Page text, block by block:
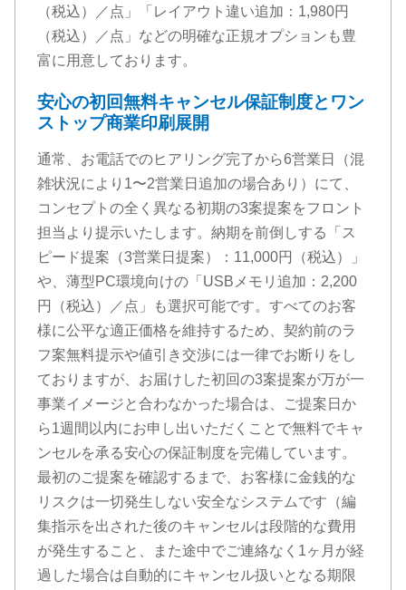
（税込）／点」「レイアウト違い追加：1,980円
（税込）／点」などの明確な正規オプションも豊
富に用意しております。
安心の初回無料キャンセル保証制度とワン
ストップ商業印刷展開
通常、お電話でのヒアリング完了から6営業日（混
雑状況により1〜2営業日追加の場合あり）にて、
コンセプトの全く異なる初期の3案提案をフロント
担当より提示いたします。納期を前倒しする「ス
ピード提案（3営業日提案）：11,000円（税込）」
や、薄型PC環境向けの「USBメモリ追加：2,200
円（税込）／点」も選択可能です。すべてのお客
様に公平な適正価格を維持するため、契約前のラ
フ案無料提示や値引き交渉には一律でお断りをし
ておりますが、お届けした初回の3案提案が万が一
事業イメージと合わなかった場合は、ご提案日か
ら1週間以内にお申し出いただくことで無料でキャ
ンセルを承る安心の保証制度を完備しています。
最初のご提案を確認するまで、お客様に金銭的な
リスクは一切発生しない安全なシステムです（編
集指示を出された後のキャンセルは段階的な費用
が発生すること、また途中でご連絡なく1ヶ月が経
過した場合は自動的にキャンセル扱いとなる期限